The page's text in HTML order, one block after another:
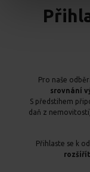
Pro naše
srovnání
S předstihem
daň z
Přihlaste se k